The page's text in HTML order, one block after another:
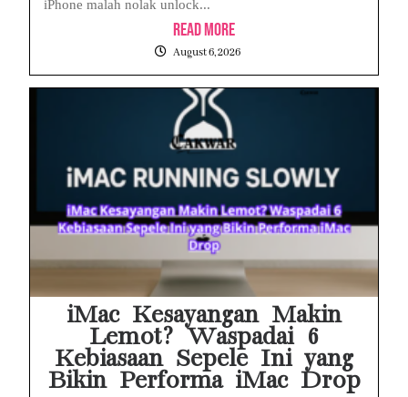
iPhone malah nolak unlock...
Read More
August 6, 2026
iMac Kesayangan Makin
Lemot? Waspadai 6
Kebiasaan Sepele Ini yang
Bikin Performa iMac Drop